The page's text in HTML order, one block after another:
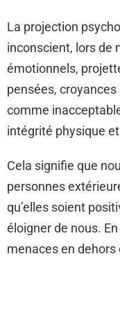
La projection
inconscient, lors de
émotionnels,
pensées,
comme
intégrité physique
Cela signifie que
personnes
qu’elles soient
éloigner de nous.
menaces en dehors